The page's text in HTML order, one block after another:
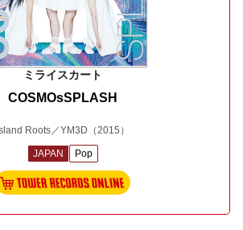
ミライスカート
COSMOsSPLASH
Roots／YM3D （2015）
JAPAN Pop